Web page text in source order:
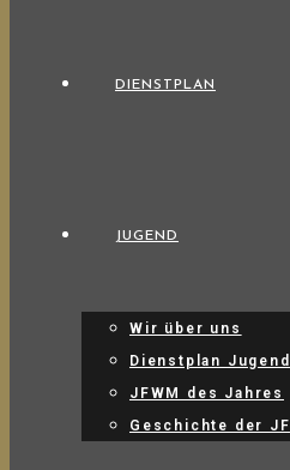
DIENSTPLAN
JUGEND
Wir über uns
Dienstplan Jugend
JFWM des Jahres
Geschichte der JF